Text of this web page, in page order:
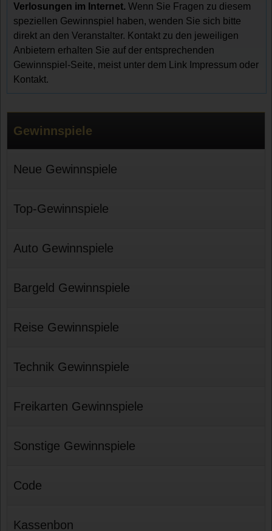
Verlosungen im Internet. Wenn Sie Fragen zu diesem
speziellen Gewinnspiel haben, wenden Sie sich bitte
direkt an den Veranstalter. Kontakt zu den jeweiligen
Anbietern erhalten Sie auf der entsprechenden
Gewinnspiel-Seite, meist unter dem Link Impressum oder
Kontakt.
Gewinnspiele
Neue Gewinnspiele
Top-Gewinnspiele
Auto Gewinnspiele
Bargeld Gewinnspiele
Reise Gewinnspiele
Technik Gewinnspiele
Freikarten Gewinnspiele
Sonstige Gewinnspiele
Code
Kassenbon